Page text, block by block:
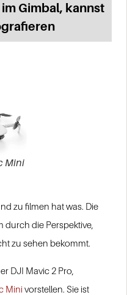
Gimbal, kannst
Mini
zu filmen hat was. Die
durch die Perspektive,
zu sehen bekommt.
DJI Mavic 2 Pro,
Mini vorstellen. Sie ist